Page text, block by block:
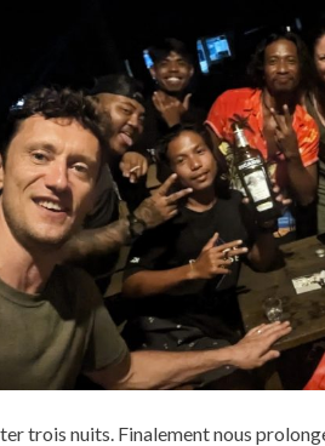
trois nuits. Finalement nous